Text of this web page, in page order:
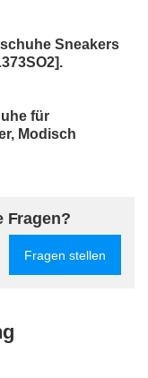
Sneakers
für
Modisch
Fragen?
Fragen stellen